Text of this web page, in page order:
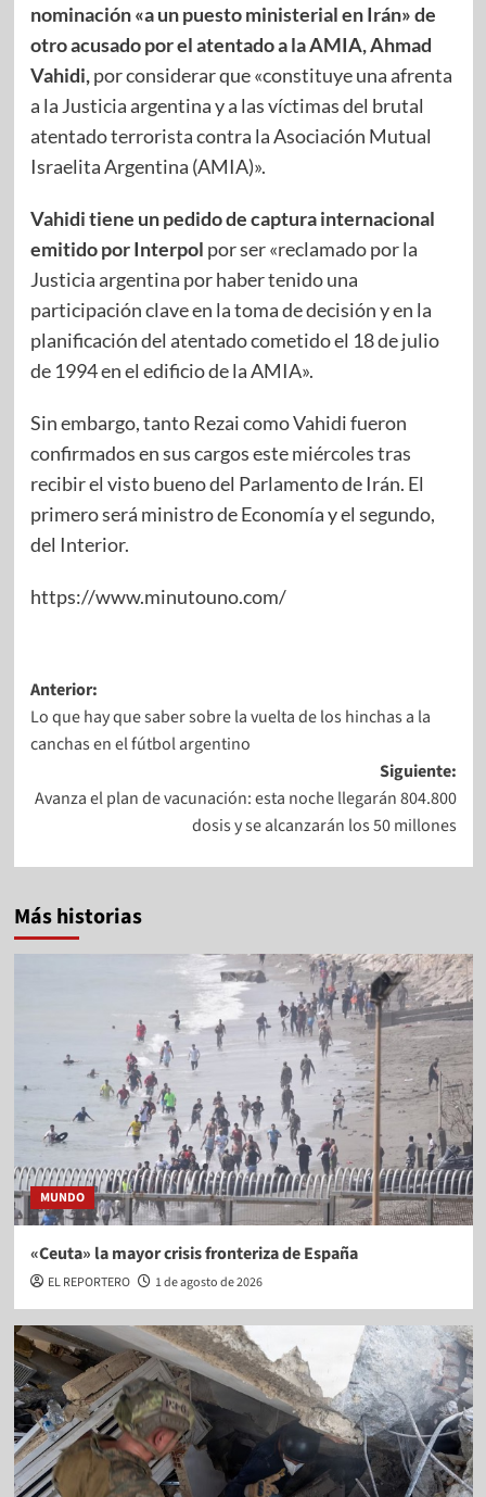
nominación «a un puesto ministerial en Irán» de
otro acusado por el atentado a la AMIA, Ahmad
Vahidi,por considerar que «constituye una afrenta
a la Justicia argentina y a las víctimas del brutal
atentado terrorista contra la Asociación Mutual
Israelita Argentina (AMIA)».
Vahidi tiene un pedido de captura internacional
emitido por Interpol por ser «reclamado por la
Justicia argentina por haber tenido una
participación clave en la toma de decisión y en la
planificación del atentado cometido el 18 de julio
de 1994 en el edificio de la AMIA».
Sin embargo, tanto Rezai como Vahidi fueron
confirmados en sus cargos este miércoles tras
recibir el visto bueno del Parlamento de Irán. El
primero será ministro de Economía y el segundo,
del Interior.
https://www.minutouno.com/
Anterior:
Lo que hay que saber sobre la vuelta de los hinchas a la
canchas en el fútbol argentino
Siguiente:
Avanza el plan de vacunación: esta noche llegarán 804.800
dosis y se alcanzarán los 50 millones
Más historias
MUNDO
«Ceuta» la mayor crisis fronteriza de España
EL REPORTERO 1 de agosto de 2026